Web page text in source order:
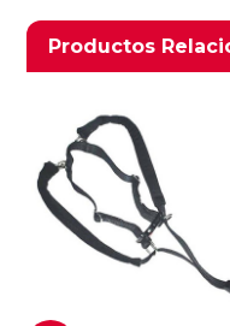
suelo para poder
posiciones para
asegurada para
Productos
Productos